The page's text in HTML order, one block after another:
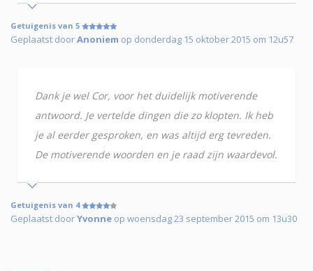
Getuigenis van 5
Geplaatst doorAnoniem op donderdag 15 oktober 2015 om 12u57
Dank je wel Cor, voor het duidelijk motiverende
antwoord. Je vertelde dingen die zo klopten. Ik heb
je al eerder gesproken, en was altijd erg tevreden.
De motiverende woorden en je raad zijn waardevol.
Getuigenis van 4
Geplaatst doorYvonne op woensdag 23 september 2015 om 13u30